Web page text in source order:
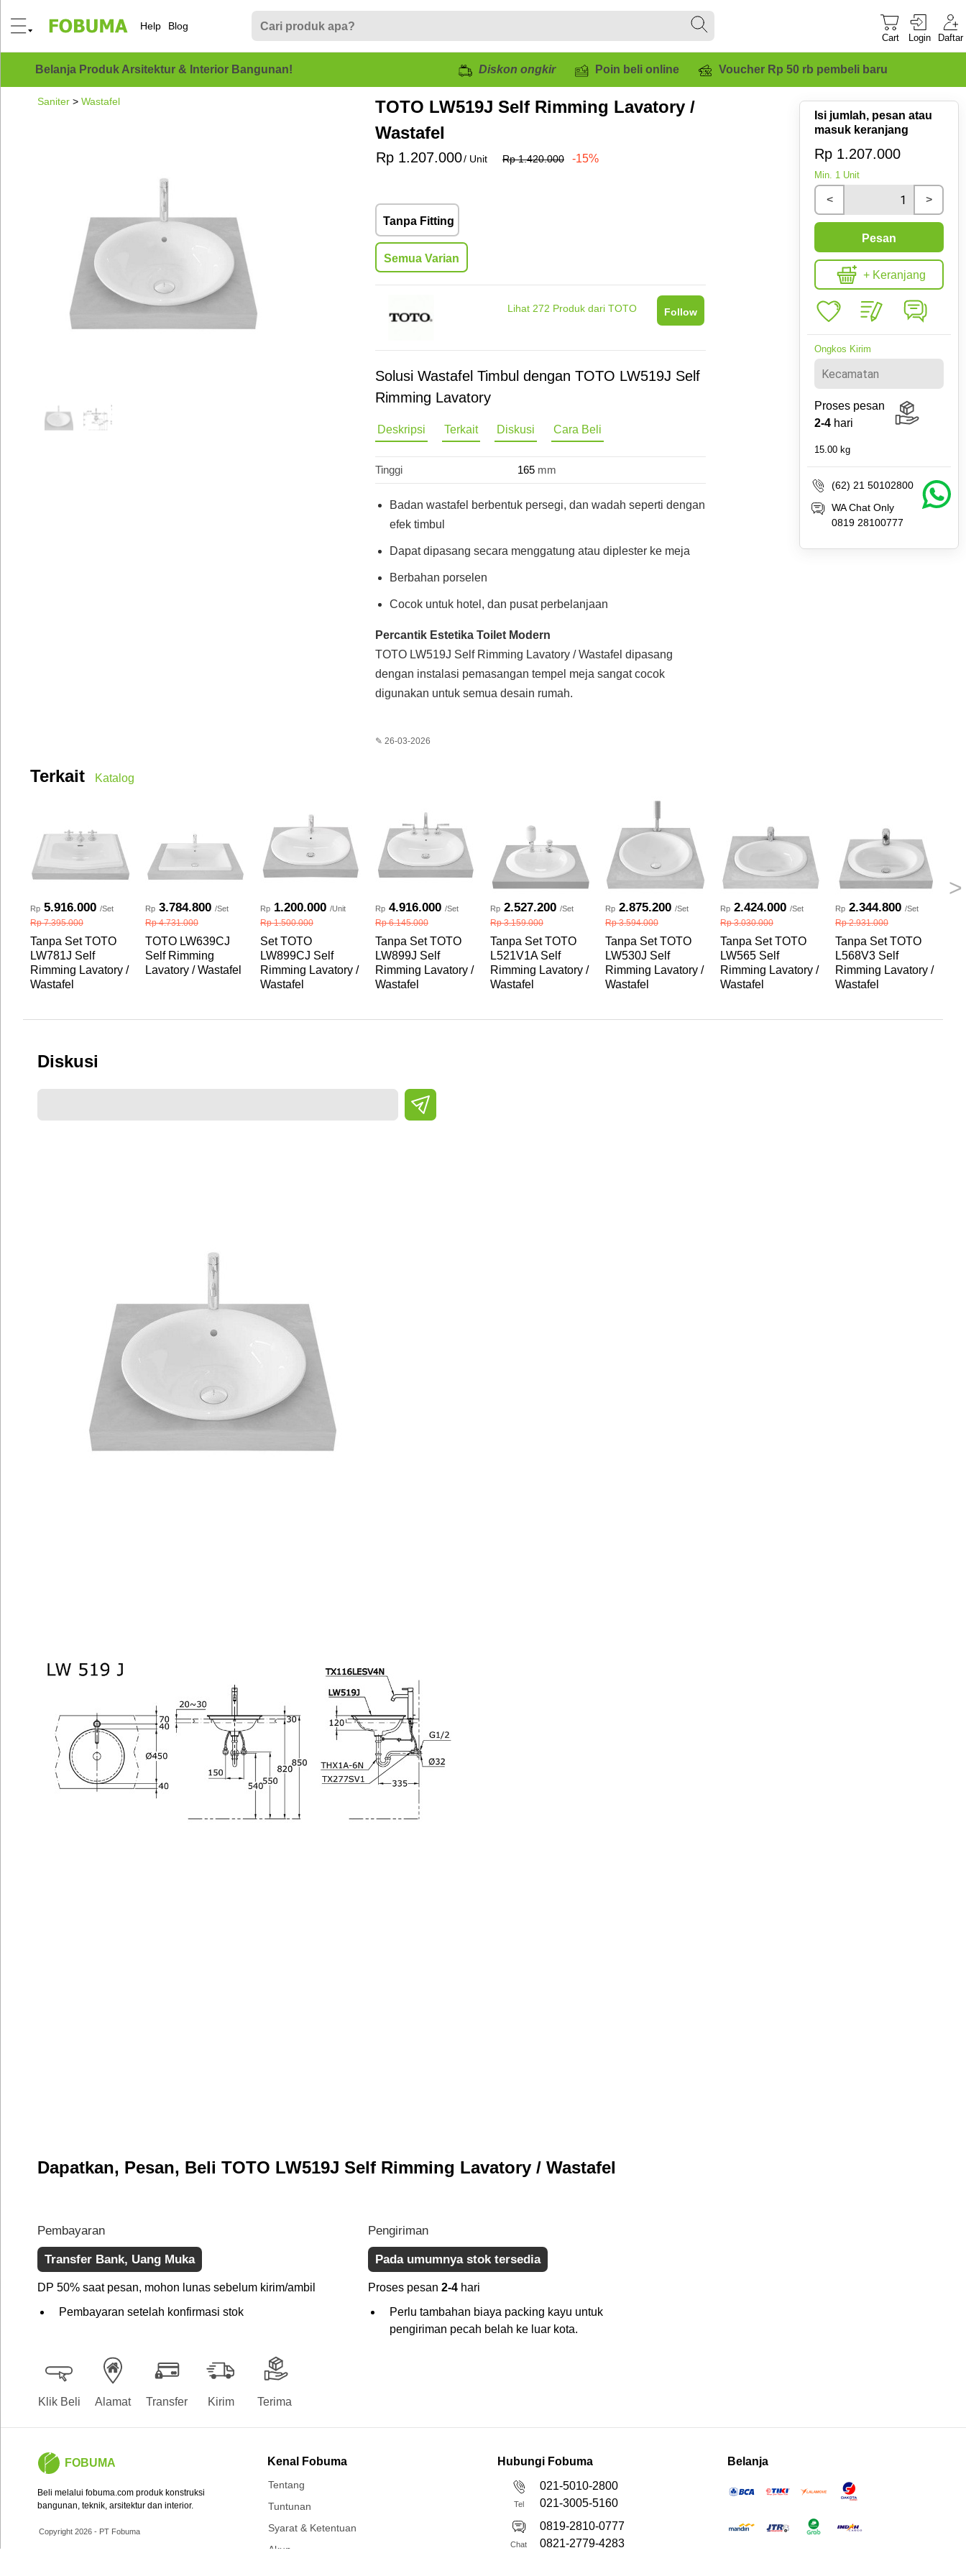
Help Blog
Cart Login Daftar
Belanja Produk Arsitektur & Interior Bangunan! Diskon ongkir Poin beli online Voucher Rp 50 rb pembeli baru
Saniter > Wastafel
TOTO LW519J Self Rimming Lavatory /
Wastafel
Rp 1.207.000/ Unit Rp 1.420.000 -15%
Tanpa Fitting
Semua Varian
Isi jumlah, pesan atau
masuk keranjang
Rp 1.207.000
Min. 1 Unit
< >
Pesan
+ Keranjang
Ongkos Kirim
Proses pesan
2-4 hari
15.00 kg
(62) 21 50102800
WA Chat Only
0819 28100777
Lihat 272 Produk dari TOTO Follow
Solusi Wastafel Timbul dengan TOTO LW519J Self
Rimming Lavatory
Deskripsi Terkait Diskusi Cara Beli
Tinggi 165 mm
Badan wastafel berbentuk persegi, dan wadah seperti dengan
efek timbul
Dapat dipasang secara menggatung atau diplester ke meja
Berbahan porselen
Cocok untuk hotel, dan pusat perbelanjaan
Percantik Estetika Toilet Modern
TOTO LW519J Self Rimming Lavatory / Wastafel dipasang
dengan instalasi pemasangan tempel meja sangat cocok
digunakan untuk semua desain rumah.
✎ 26-03-2026
Terkait Katalog
>
Rp 5.916.000 /Set
Rp 7.395.000
Tanpa Set TOTO
LW781J Self
Rimming Lavatory /
Wastafel
Rp 3.784.800 /Set
Rp 4.731.000
TOTO LW639CJ
Self Rimming
Lavatory / Wastafel
Rp 1.200.000 /Unit
Rp 1.500.000
Set TOTO
LW899CJ Self
Rimming Lavatory /
Wastafel
Rp 4.916.000 /Set
Rp 6.145.000
Tanpa Set TOTO
LW899J Self
Rimming Lavatory /
Wastafel
Rp 2.527.200 /Set
Rp 3.159.000
Tanpa Set TOTO
L521V1A Self
Rimming Lavatory /
Wastafel
Rp 2.875.200 /Set
Rp 3.594.000
Tanpa Set TOTO
LW530J Self
Rimming Lavatory /
Wastafel
Rp 2.424.000 /Set
Rp 3.030.000
Tanpa Set TOTO
LW565 Self
Rimming Lavatory /
Wastafel
Rp 2.344.800 /Set
Rp 2.931.000
Tanpa Set TOTO
L568V3 Self
Rimming Lavatory /
Wastafel
Diskusi
Dapatkan, Pesan, Beli TOTO LW519J Self Rimming Lavatory / Wastafel
Pembayaran
Transfer Bank, Uang Muka
DP 50% saat pesan, mohon lunas sebelum kirim/ambil
Pembayaran setelah konfirmasi stok
Pengiriman
Pada umumnya stok tersedia
Proses pesan 2-4 hari
Perlu tambahan biaya packing kayu untuk
pengiriman pecah belah ke luar kota.
Klik Beli Alamat Transfer Kirim Terima
FOBUMA
Beli melalui fobuma.com produk konstruksi
bangunan, teknik, arsitektur dan interior.
Copyright 2026 - PT Fobuma
Kenal Fobuma
Tentang
Tuntunan
Syarat & Ketentuan
Akun
Hubungi Fobuma
Tel
021-5010-2800
021-3005-5160
Chat
0819-2810-0777
0821-2779-4283
Belanja